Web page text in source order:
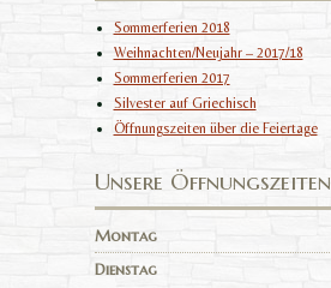
Sommerferien 2018
Weihnachten/Neujahr – 2017/18
Sommerferien 2017
Silvester auf Griechisch
Öffnungszeiten über die Feiertage
Unsere Öffnungszeiten
Montag
Dienstag